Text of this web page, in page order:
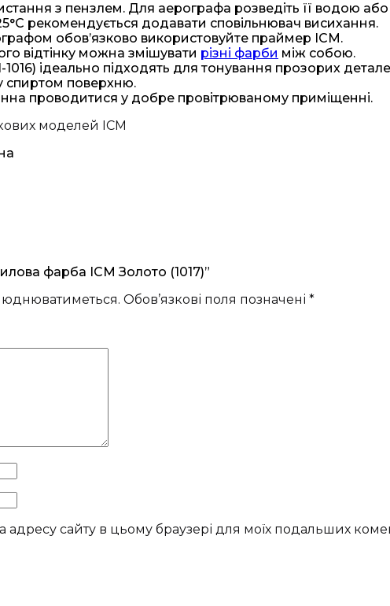
з пензлем. Для аерографа розведіть її водою або
рекомендується додавати сповільнювач висихання.
обов’язково використовуйте праймер ICM.
відтінку можна змішувати різні фарби між собою.
ідеально підходять для тонування прозорих
спиртом поверхню.
проводитися у добре провітрюваному приміщенні.
моделей ICM
фарба ICM Золото (1017)”
Обов’язкові поля позначені *
адресу сайту в цьому браузері для моїх подальших